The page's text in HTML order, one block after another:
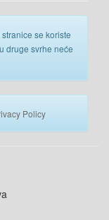
se koriste
druge svrhe neće
Policy